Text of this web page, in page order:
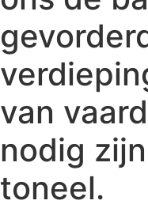
van
nodig
toneel.